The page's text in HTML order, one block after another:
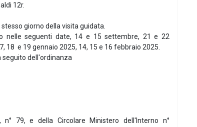
12r.
giorno della visita guidata.
nelle seguenti date, 14 e 15 settembre, 21 e 22
18 e 19 gennaio 2025, 14, 15 e 16 febbraio 2025.
seguito dell'ordinanza
79, e della Circolare Ministero dell'Interno n°